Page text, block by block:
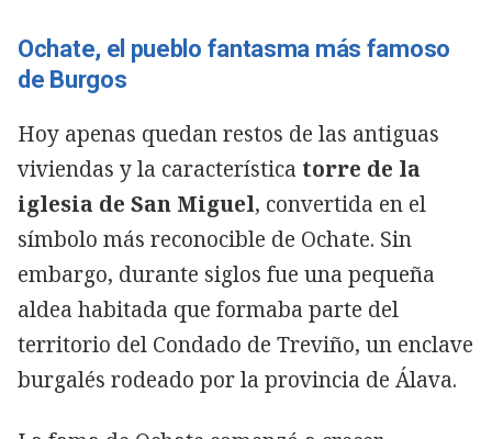
Ochate, el pueblo fantasma más famoso
de Burgos
Hoy apenas quedan restos de las antiguas
viviendas y la característica torre de la
iglesia de San Miguel, convertida en el
símbolo más reconocible de Ochate. Sin
embargo, durante siglos fue una pequeña
aldea habitada que formaba parte del
territorio del Condado de Treviño, un enclave
burgalés rodeado por la provincia de Álava.